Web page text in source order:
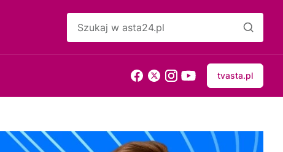
tvasta.pl